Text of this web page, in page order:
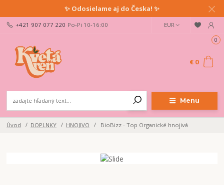
✨ Odosielame aj do Česka! ✨
Menu
EUR
+421 907 077 220 Po-Pi 10-16:00
0
€ 0
Úvod DOPLNKY HNOJIVO BioBizz - Top Organické hnojivá